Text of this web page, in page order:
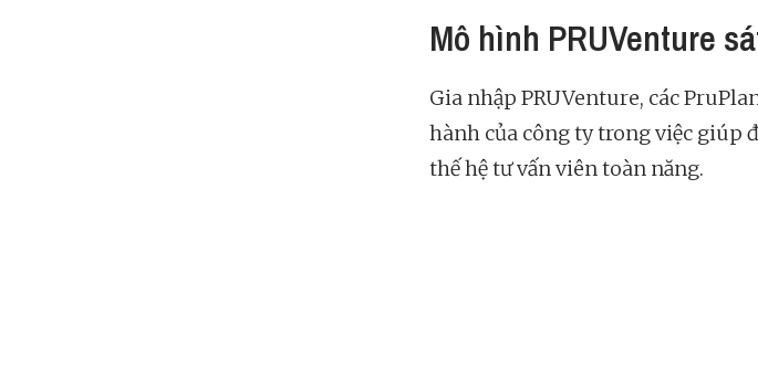
Mô hình PRUVenture
Gia nhập PRUVenture, các
hành của công ty trong việc giúp
thế hệ tư vấn viên toàn năng.